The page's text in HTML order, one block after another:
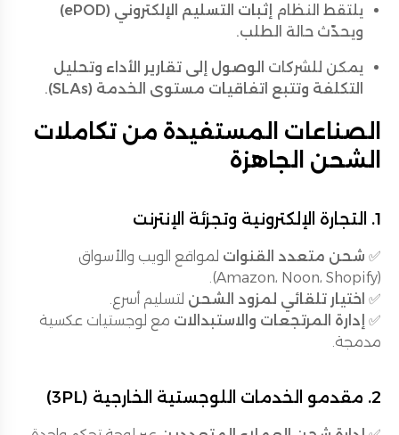
يلتقط النظام إثبات التسليم الإلكتروني (ePOD)
ويحدّث حالة الطلب.
يمكن للشركات الوصول إلى تقارير الأداء وتحليل
التكلفة وتتبع اتفاقيات مستوى الخدمة (SLAs)
.
الصناعات المستفيدة من تكاملات
الشحن الجاهزة
1. التجارة الإلكترونية وتجزئة الإنترنت
✅ شحن متعدد القنوات لمواقع الويب والأسواق
(Amazon، Noon، Shopify).
✅ اختيار تلقائي لمزود الشحن لتسليم أسرع.
✅ إدارة المرتجعات والاستبدالات مع لوجستيات عكسية
مدمجة.
2. مقدمو الخدمات اللوجستية الخارجية (3PL)